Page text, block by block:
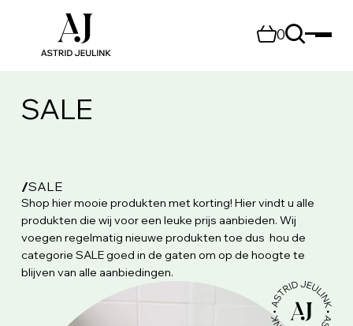
0
SALE
/SALE
Shop hier mooie produkten met korting! Hier vindt u alle
produkten die wij voor een leuke prijs aanbieden. Wij
voegen regelmatig nieuwe produkten toe dus hou de
categorie SALE goed in de gaten om op de hoogte te
blijven van alle aanbiedingen.